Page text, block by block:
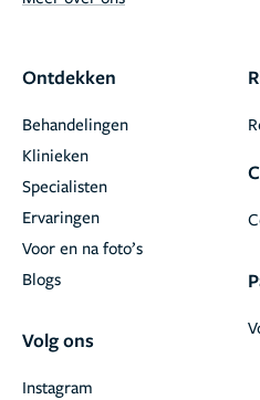
Ontdekken
Behandelingen
Klinieken
Specialisten
Ervaringen
Voor en na foto’s
Blogs
Volg ons
Instagram